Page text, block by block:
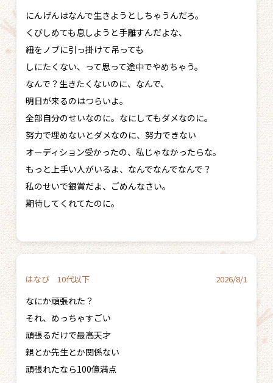
にんげんはなんで生きようとしちゃうんだろ。
くびしめても息しようと手離すんだよな、
紐をノブに引っ掛けて吊っても
しにたくない、って思って途中でやめちゃう。
なんで？生きたくないのに、なんで、
明日が来るのはつらいよ。
全部自分のせいなのに。なにしてもダメなのに。
努力で埋めないとダメなのに、努力できない
オーディション受かったの、私じゃなかったらな。
もっと上手い人がいるよ、なんでなんでなんで？
私のせいで銀賞だよ、ごめんなさい。
期待してくれてたのに。
はなび 10代以下 2026/8/1
なにか頑張れた？
それ、めっちゃすごい
頑張るだけで最高天才
親とか先生とか関係ない
頑張れたなら100億満点